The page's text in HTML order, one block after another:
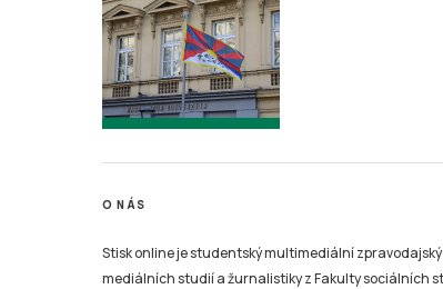
O NÁS
Stisk online je studentský multimediální
mediálních studií a žurnalistiky z Fakulty sociálních